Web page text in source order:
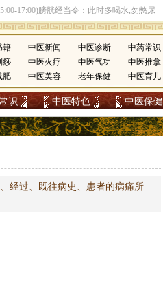
籍 中医新闻 中医诊断 中药常识
痧 中医火疗 中医气功 中医推拿
肥 中医美容 老年保健 中医育儿
识 中医特色 中医保健
经过、既往病史、患者的病痛所